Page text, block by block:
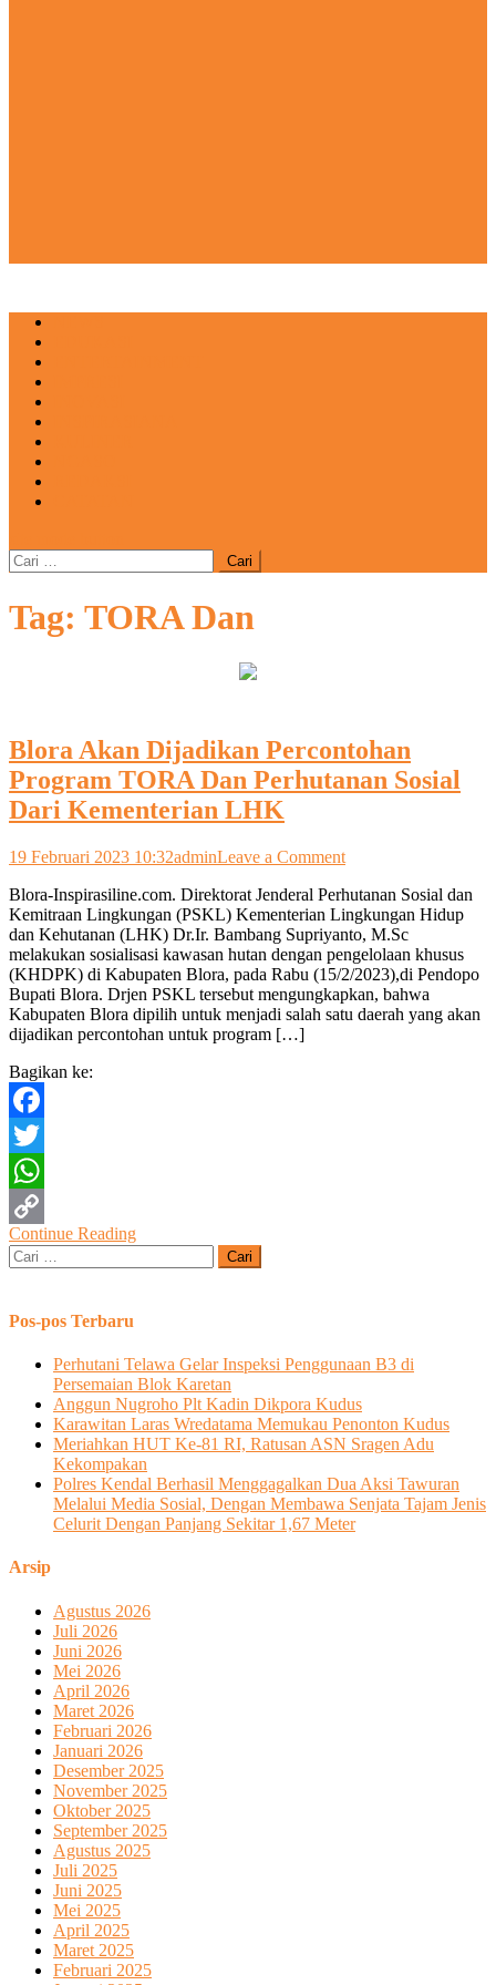
Cari
untuk:
Tag: TORA Dan
Blora Akan Dijadikan Percontohan
Program TORA Dan Perhutanan Sosial
Dari Kementerian LHK
19 Februari 2023 10:32adminLeave a Commenton
Akan
Dijadikan
Percontohan
Program
TORA
Dan
Perhutanan
Blora-Inspirasiline.com. Direktorat Jenderal Perhutanan Sosial dan
Kemitraan Lingkungan (PSKL) Kementerian Lingkungan Hidup
dan Kehutanan (LHK) Dr.Ir. Bambang Supriyanto, M.Sc
melakukan sosialisasi kawasan hutan dengan pengelolaan khusus
(KHDPK) di Kabupaten Blora, pada Rabu (15/2/2023),di Pendopo
Bupati Blora. Drjen PSKL tersebut mengungkapkan, bahwa
Kabupaten Blora dipilih untuk menjadi salah satu daerah yang akan
dijadikan percontohan untuk program […]
Bagikan ke:
Facebook
Twitter
WhatsApp
Copy
Continue Reading
Cari
untuk:
Pos-pos Terbaru
Perhutani Telawa Gelar Inspeksi Penggunaan B3 di
Persemaian Blok Karetan
Anggun Nugroho Plt Kadin Dikpora Kudus
Karawitan Laras Wredatama Memukau Penonton Kudus
Meriahkan HUT Ke-81 RI, Ratusan ASN Sragen Adu
Kekompakan
Polres Kendal Berhasil Menggagalkan Dua Aksi Tawuran
Melalui Media Sosial, Dengan Membawa Senjata Tajam Jenis
Celurit Dengan Panjang Sekitar 1,67 Meter
Arsip
Agustus 2026
Juli 2026
Juni 2026
Mei 2026
April 2026
Maret 2026
Februari 2026
Januari 2026
Desember 2025
November 2025
Oktober 2025
September 2025
Agustus 2025
Juli 2025
Juni 2025
Mei 2025
April 2025
Maret 2025
Februari 2025